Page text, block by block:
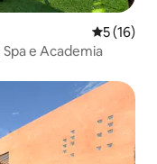
5 de uma
5 (16)
Spa e Academia